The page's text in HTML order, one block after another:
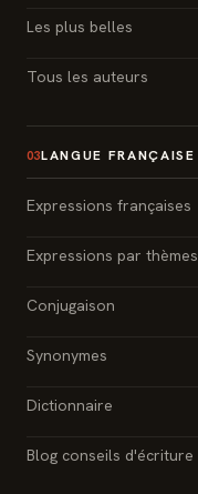
Les plus belles
Tous les auteurs
03LANGUE FRANÇAISE
Expressions françaises
Expressions par thèmes
Conjugaison
Synonymes
Dictionnaire
Blog conseils d'écriture